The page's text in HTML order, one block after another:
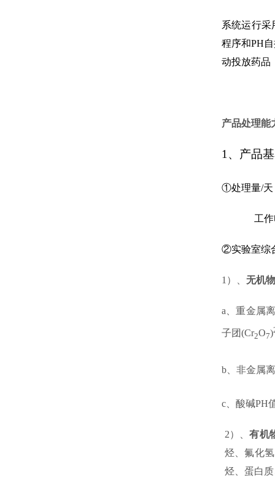
系统运行采
程序和PH
动投放药品
产品处理能
1 、产品
①处理量/天
工
②实验室综
1 ）、 无机
a 、重金属
子团(Cr2O7)
b 非金属
c 酸碱PH
2）、有机
烃、氟化
烃、蛋白